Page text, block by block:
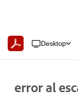
Desktop
error al